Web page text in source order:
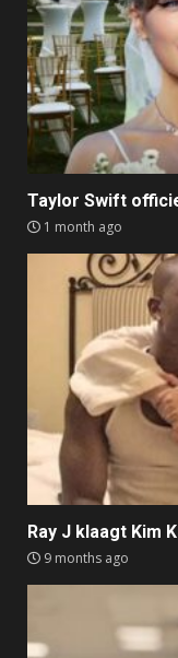
Taylor Swift
1 month ago
Ray J klaagt Kim
9 months ago